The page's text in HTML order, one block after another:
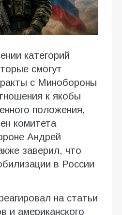
категорий
смогут
с Минобороны
к якобы
положения,
комитета
Андрей
заверил, что
в России
на статьи
и американского